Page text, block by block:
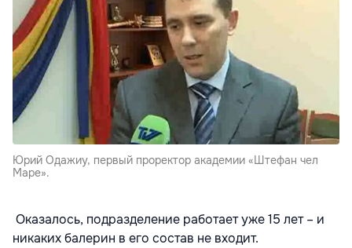
Юрий Одажиу, первый проректор академии «Штефан чел
Маре».
Оказалось, подразделение работает уже 15 лет – и
никаких балерин в его состав не входит.